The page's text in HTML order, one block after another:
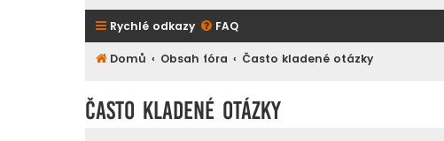
Rychlé odkazy FAQ
Domů Obsah fóra Často kladené otázky
Často kladené otázky